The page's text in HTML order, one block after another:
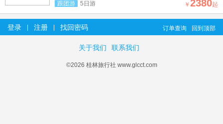
跟团游 5日游 ￥ 2380起
登录 注册 找回密码 回到顶部
订单查询
关于我们 联系我们
©2026 桂林旅行社 www.glcct.com